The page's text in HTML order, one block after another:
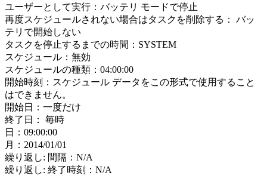
ユーザーとして実行：バッテリ モードで停止
再度スケジュールされない場合はタスクを削除する： バッ
テリで開始しない
タスクを停止するまでの時間：SYSTEM
スケジュール：無効
スケジュールの種類：04:00:00
開始時刻：スケジュール データをこの形式で使用すること
はできません。
開始日：一度だけ
終了日： 毎時
日：09:00:00
月：2014/01/01
繰り返し: 間隔：N/A
繰り返し: 終了時刻：N/A